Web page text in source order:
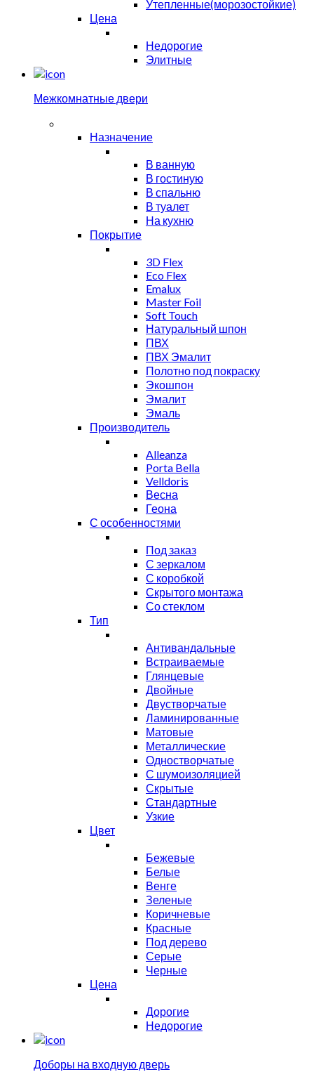
Утепленные(морозостойкие)
Цена
Недорогие
Элитные
Межкомнатные двери
Назначение
В ванную
В гостиную
В спальню
В туалет
На кухню
Покрытие
3D Flex
Eco Flex
Emalux
Master Foil
Soft Touch
Натуральный шпон
ПВХ
ПВХ Эмалит
Полотно под покраску
Экошпон
Эмалит
Эмаль
Производитель
Alleanza
Porta Bella
Velldoris
Весна
Геона
С особенностями
Под заказ
С зеркалом
С коробкой
Скрытого монтажа
Со стеклом
Тип
Антивандальные
Встраиваемые
Глянцевые
Двойные
Двустворчатые
Ламинированные
Матовые
Металлические
Одностворчатые
С шумоизоляцией
Скрытые
Стандартные
Узкие
Цвет
Бежевые
Белые
Венге
Зеленые
Коричневые
Красные
Под дерево
Серые
Черные
Цена
Дорогие
Недорогие
Доборы на входную дверь